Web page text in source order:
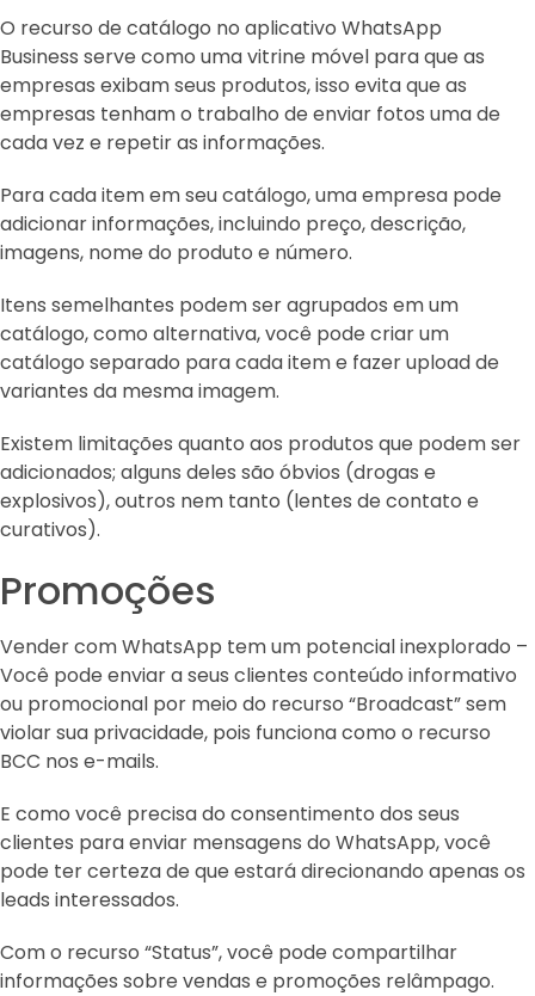
O recurso de catálogo no aplicativo WhatsApp
Business serve como uma vitrine móvel para que as
empresas exibam seus produtos, isso evita que as
empresas tenham o trabalho de enviar fotos uma de
cada vez e repetir as informações.
Para cada item em seu catálogo, uma empresa pode
adicionar informações, incluindo preço, descrição,
imagens, nome do produto e número.
Itens semelhantes podem ser agrupados em um
catálogo, como alternativa, você pode criar um
catálogo separado para cada item e fazer upload de
variantes da mesma imagem.
Existem limitações quanto aos produtos que podem ser
adicionados; alguns deles são óbvios (drogas e
explosivos), outros nem tanto (lentes de contato e
curativos).
Promoções
Vender com WhatsApp tem um potencial inexplorado –
Você pode enviar a seus clientes conteúdo informativo
ou promocional por meio do recurso “Broadcast” sem
violar sua privacidade, pois funciona como o recurso
BCC nos e-mails.
E como você precisa do consentimento dos seus
clientes para enviar mensagens do WhatsApp, você
pode ter certeza de que estará direcionando apenas os
leads interessados.
Com o recurso “Status”, você pode compartilhar
informações sobre vendas e promoções relâmpago.